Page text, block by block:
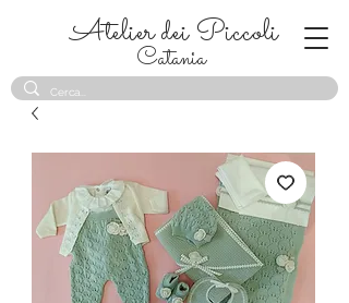
Atelier dei Piccoli
Catania